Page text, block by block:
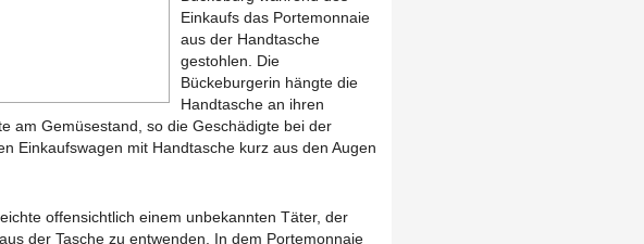
Einkaufs das Portemonnaie
aus der Handtasche
gestohlen. Die
Bückeburgerin hängte die
Handtasche an ihren
am Gemüsestand, so die Geschädigte bei der
Einkaufswagen mit Handtasche kurz aus den Augen
offensichtlich einem unbekannten Täter, der
der Tasche zu entwenden. In dem Portemonnaie